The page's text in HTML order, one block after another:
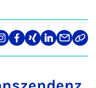
Teilen
auf
Teilen
auf
Teilen
auf
Teilen
auf
Teilen
über
Link